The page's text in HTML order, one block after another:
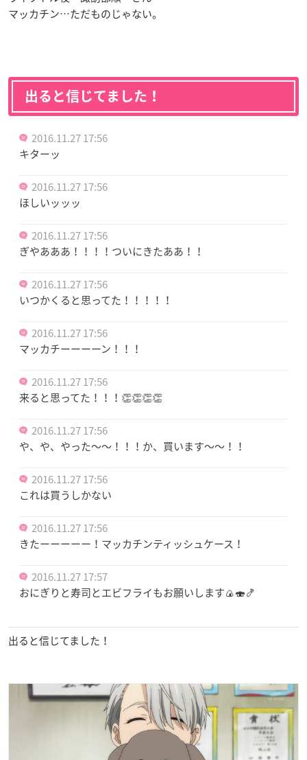
マッカチン…ただものじゃない。
出ると信じてました！
2016.11.27 17:56
キターッ
2016.11.27 17:56
ほしいッッッ
2016.11.27 17:56
ぎやあああ！！！！ついにきたああ！！
2016.11.27 17:56
いつかくると思ってた！！！！！
2016.11.27 17:56
マッカチーーーーン！！！
2016.11.27 17:56
来ると思ってた！！！👏👏👏👏
2016.11.27 17:56
や、や、やった～～！！！か、買います～～！！
2016.11.27 17:56
これは買うしかない
2016.11.27 17:56
きたーーーーー！マッカチンティッシュケース！
2016.11.27 17:57
おにぎりと寿司とエビフライもお願いします🍙🍣🍤
出ると信じてました！